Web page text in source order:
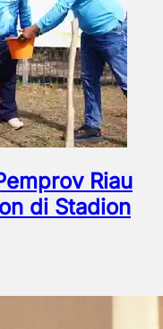
Riau
di Stadion